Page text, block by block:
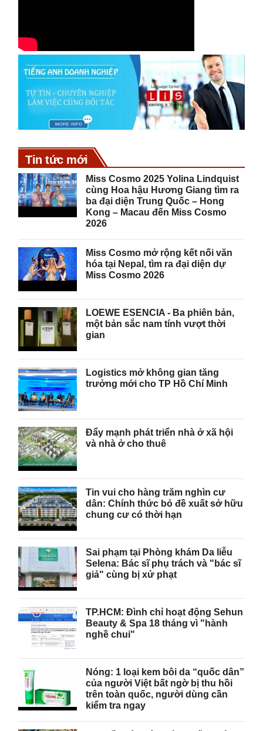
Tin tức mới
Miss Cosmo 2025 Yolina Lindquist
cùng Hoa hậu Hương Giang tìm ra
ba đại diện Trung Quốc – Hong
Kong – Macau đến Miss Cosmo
2026
Miss Cosmo mở rộng kết nối văn
hóa tại Nepal, tìm ra đại diện dự
Miss Cosmo 2026
LOEWE ESENCIA - Ba phiên bản,
một bản sắc nam tính vượt thời
gian
Logistics mở không gian tăng
trưởng mới cho TP Hồ Chí Minh
Đẩy mạnh phát triển nhà ở xã hội
và nhà ở cho thuê
Tin vui cho hàng trăm nghìn cư
dân: Chính thức bỏ đề xuất sở hữu
chung cư có thời hạn
Sai phạm tại Phòng khám Da liễu
Selena: Bác sĩ phụ trách và "bác sĩ
giả" cùng bị xử phạt
TP.HCM: Đình chỉ hoạt động Sehun
Beauty & Spa 18 tháng vì "hành
nghề chui"
Nóng: 1 loại kem bôi da “quốc dân”
của người Việt bất ngờ bị thu hồi
trên toàn quốc, người dùng cần
kiểm tra ngay